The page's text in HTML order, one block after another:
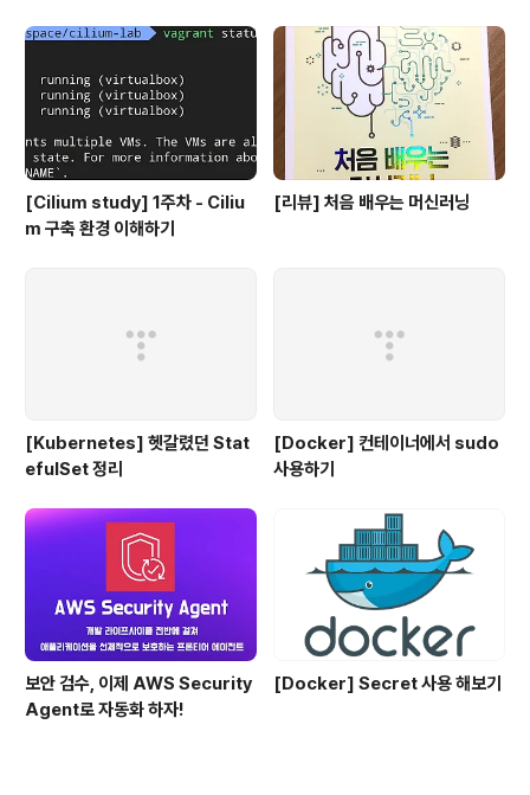
[Cilium study] 1주차 - Ciliu
m 구축 환경 이해하기
[리뷰] 처음 배우는 머신러닝
[Kubernetes] 헷갈렸던 Stat
efulSet 정리
[Docker] 컨테이너에서 sudo
사용하기
보안 검수, 이제 AWS Security
Agent로 자동화 하자!
[Docker] Secret 사용 해보기